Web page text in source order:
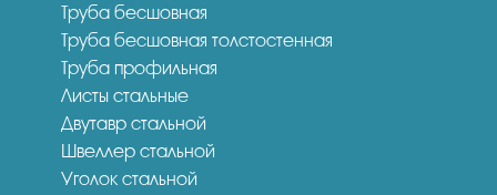
Труба бесшовная
Труба бесшовная толстостенная
Труба профильная
Листы стальные
Двутавр стальной
Швеллер стальной
Уголок стальной